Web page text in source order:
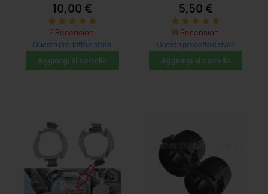
10,00 €
star star star star star
2 Recensioni
Questo prodotto è stato
acquistato: 5 volte
Aggiungi al carrello
5,50 €
star star star star star
10 Recensioni
Questo prodotto è stato
acquistato: 50 volte
Aggiungi al carrello